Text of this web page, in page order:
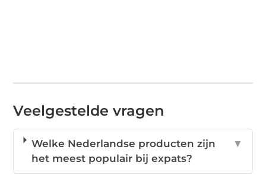
Veelgestelde vragen
Welke Nederlandse producten zijn
het meest populair bij expats?
▼